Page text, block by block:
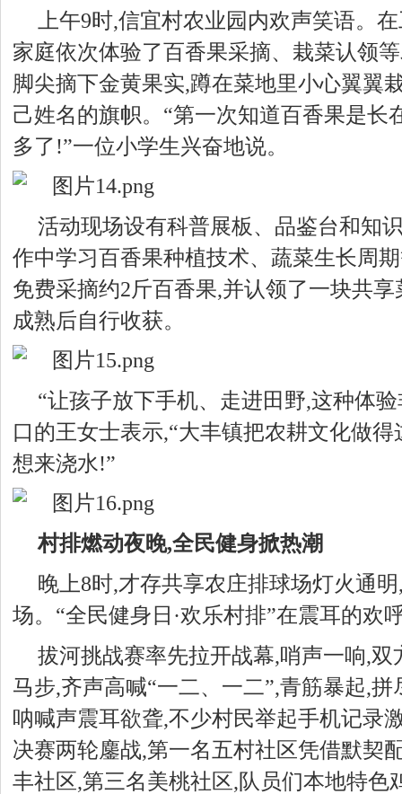
上午9时,信宜村农业园内欢声笑语。
家庭依次体验了百香果采摘、栽菜认领
脚尖摘下金黄果实,蹲在菜地里小心翼翼
己姓名的旗帜。“第一次知道百香果是长
多了!”一位小学生兴奋地说。
活动现场设有科普展板、品鉴台和知
作中学习百香果种植技术、蔬菜生长周
免费采摘约2斤百香果,并认领了一块共
成熟后自行收获。
“让孩子放下手机、走进田野,这种体
口的王女士表示,“大丰镇把农耕文化做
想来浇水!”
村排燃动夜晚,全民健身掀热潮
晚上8时,才存共享农庄排球场灯火通
场。“全民健身日·欢乐村排”在震耳的欢
拔河挑战赛率先拉开战幕,哨声一响,双
马步,齐声高喊“一二、一二”,青筋暴起,
呐喊声震耳欲聋,不少村民举起手机记录
决赛两轮鏖战,第一名五村社区凭借默契
丰社区,第三名美桃社区,队员们本地特色